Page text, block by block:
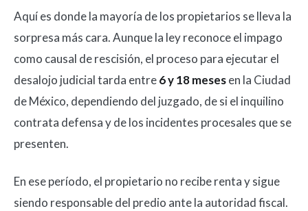
Aquí es donde la mayoría de los propietarios se lleva la
sorpresa más cara. Aunque la ley reconoce el impago
como causal de rescisión, el proceso para ejecutar el
desalojo judicial tarda entre6 y 18 mesesen la Ciudad
de México, dependiendo del juzgado, de si el inquilino
contrata defensa y de los incidentes procesales que se
presenten.
En ese período, el propietario no recibe renta y sigue
siendo responsable del predio ante la autoridad fiscal.